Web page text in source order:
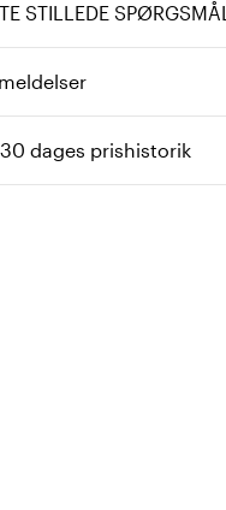
STILLEDE SPØRGSMÅL
dages prishistorik